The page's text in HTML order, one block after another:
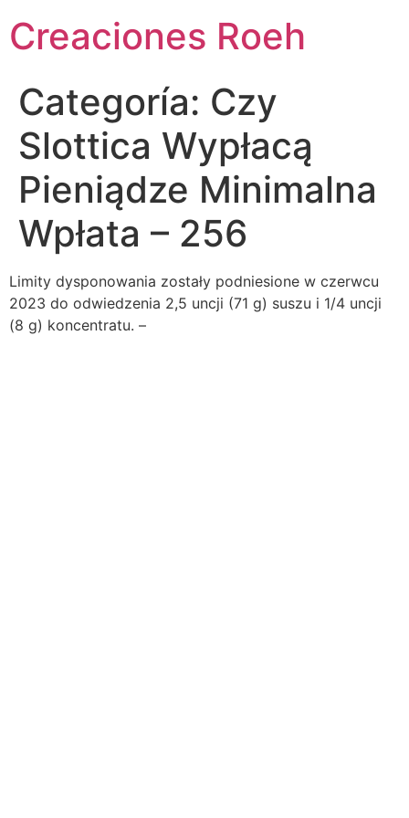
contenido
Creaciones Roeh
Categoría: Czy
Slottica Wypłacą
Pieniądze Minimalna
Wpłata – 256
Limity dysponowania zostały podniesione w czerwcu
2023 do odwiedzenia 2,5 uncji (71 g) suszu i 1/4 uncji
(8 g) koncentratu. –